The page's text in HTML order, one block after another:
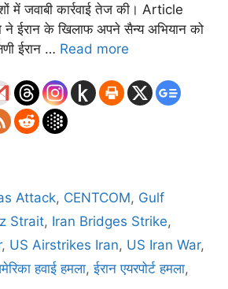
में जवाबी कार्रवाई तेज की। Article
ईरान के खिलाफ अपने सैन्य अभियान को
ईरान … Read more
Attack, CENTCOM, Gulf
Strait, Iran Bridges Strike,
, US Airstrikes Iran, US Iran War,
हवाई हमला,ईरान एयरपोर्ट हमला,